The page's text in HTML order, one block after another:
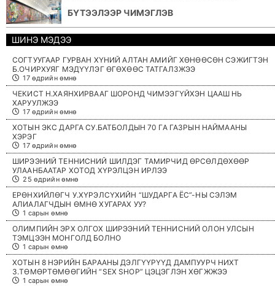
БҮТЭЭЛЭЭР ЧИМЭГЛЭВ
ШИНЭ МЭДЭЭ
СОГТУУГААР ГУРВАН ХҮНИЙ АЛТАН АМИЙГ ХӨНӨӨСӨН СЭЖИГТЭН
Б.ОЧИРХУЯГ МЭДҮҮЛЭГ ӨГӨХӨӨС ТАТГАЛЗЖЭЭ
17 өдрийн өмнө
ЧЕКИСТ Н.ХАЯНХИРВААГ ШОРОНД ЧИМЭЭГҮЙХЭН ЦААШ НЬ
ХАРУУЛЖЭЭ
17 өдрийн өмнө
ХОТЫН ЭКС ДАРГА СУ.БАТБОЛДЫН 70 ГА ГАЗРЫН НАЙМААНЫ
ХЭРЭГ
17 өдрийн өмнө
ШИРЭЭНИЙ ТЕННИСНИЙ ШИЛДЭГ ТАМИРЧИД ӨРСӨЛДӨХӨӨР
УЛААНБААТАР ХОТОД ХҮРЭЛЦЭН ИРЛЭЭ
25 өдрийн өмнө
ЕРӨНХИЙЛӨГЧ У.ХҮРЭЛСҮХИЙН “ШУДАРГА ЁС”-НЫ СЭЛЭМ
АЛИАЛАГЧДЫН ӨМНӨ ХУГАРАХ УУ?
1 сарын өмнө
ОЛИМПИЙН ЭРХ ОЛГОХ ШИРЭЭНИЙ ТЕННИСНИЙ ОЛОН УЛСЫН
ТЭМЦЭЭН МОНГОЛД БОЛНО
1 сарын өмнө
ХОТЫН 8 НЭРИЙН БАРААНЫ ДЭЛГҮҮРҮҮД ДАМПУУРЧ НИХТ
З.ТӨМӨРТӨМӨӨГИЙН “SEX SHOP” ЦЭЦЭГЛЭН ХӨГЖЖЭЭ
1 сарын өмнө